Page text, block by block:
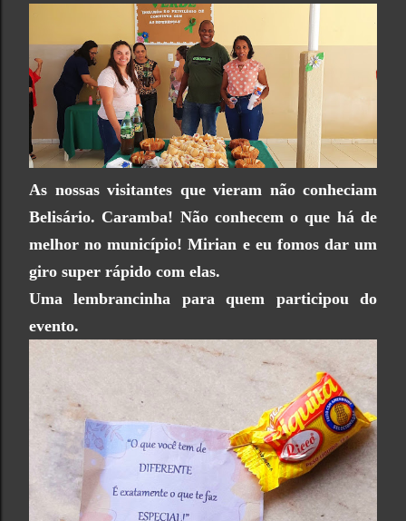
As nossas visitantes que vieram não conheciam
Belisário. Caramba! Não conhecem o que há de
melhor no município! Mirian e eu fomos dar um
giro super rápido com elas.
Uma lembrancinha para quem participou do
evento.